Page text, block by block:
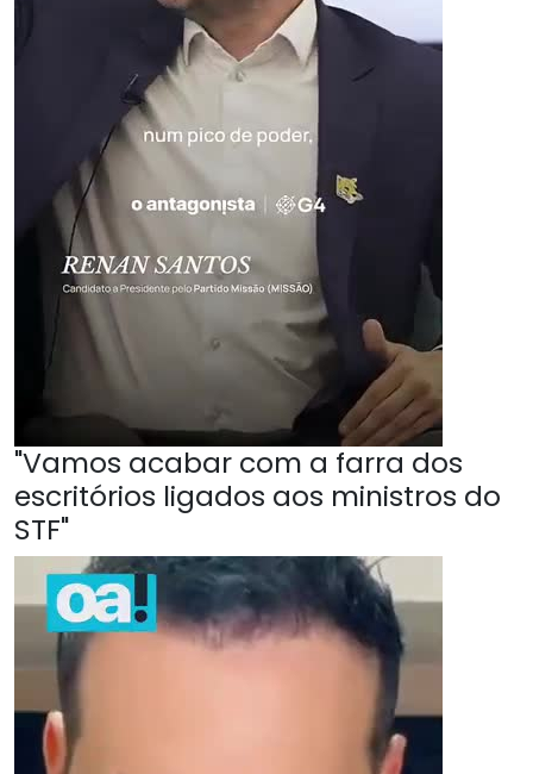
"Vamos acabar com a farra dos
escritórios ligados aos ministros do
STF"